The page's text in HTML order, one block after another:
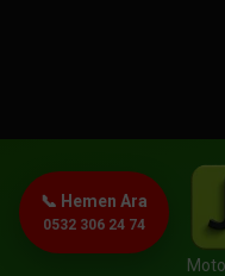
📞 Hemen Ara
0532 306 24 74